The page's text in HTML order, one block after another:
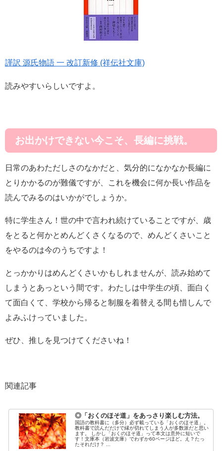
謹訳 源氏物語 一 改訂新修 (祥伝社文庫)
読みやすいらしいですよ。
お出かけできない今こそ、長編に挑戦。
日常のあわただしさのなかだと、気分的になかなか長編に
とりかかるのが難儀ですが、これを機会に何か長い作品を
読んでみるのはいかがでしょうか。
特に学生さん！世の中で言われ続けていることですが、歳
をとると何かとめんどくさくなるので、めんどくさいこと
をやるのは今のうちですよ！
とっかかりはめんどくさいかもしれませんが、読み始めて
しまうとあっという間です。わたしは中学生の頃、面白く
て面白くて、学校から帰ると制服を着替える間も惜しんで
よみふけっていました。
ぜひ、推しを見つけてくださいね！
関連記事
◎「おくのほそ道」をあっさり楽しむ方法。
国語の教科書に（多分）必ず載っている「おくのほそ道」。
教科書で読んだだけで縁が切れてしまう人が多数派だと思い
ます。 しかし「おくのほそ道」って本文は意外に短いで
す！文庫本（岩波文庫）でわずか60ページほど。え？たっ
たそれだけ？ ...